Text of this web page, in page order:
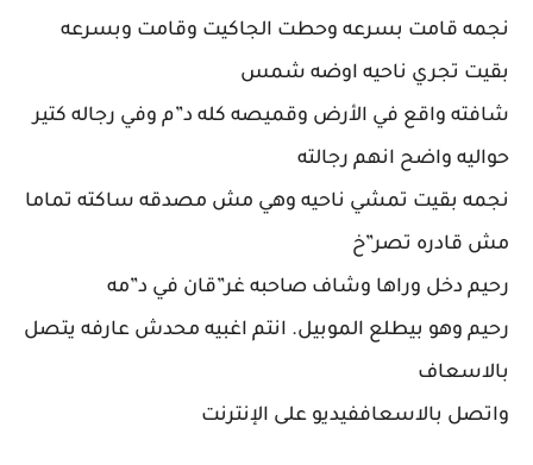
نجمه قامت بسرعه وحطت الجاكيت وقامت وبسرعه
بقيت تجري ناحيه اوضه شمس
شافته واقع في الأرض وقميصه كله د”م وفي رجاله كتير
حواليه واضح انهم رجالته
نجمه بقيت تمشي ناحيه وهي مش مصدقه ساكته تماما
مش قادره تصر”خ
رحيم دخل وراها وشاف صاحبه غر”قان في د”مه
رحيم وهو بيطلع الموبيل. انتم اغبيه محدش عارفه يتصل
بالاسعاف
واتصل بالاسعاففيديو على الإنترنت